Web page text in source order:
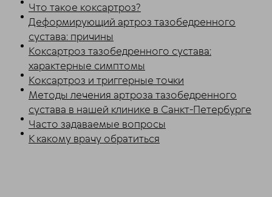
Что такое коксартроз?
Деформирующий артроз тазобедренного
сустава: причины
Коксартроз тазобедренного сустава:
характерные симптомы
Коксартроз и триггерные точки
Методы лечения артроза тазобедренного
сустава в нашей клинике в Санкт-Петербурге
Часто задаваемые вопросы
К какому врачу обратиться